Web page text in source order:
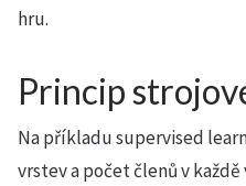
hru.
Princip
Na příkladu supervised
vrstev a počet členů v